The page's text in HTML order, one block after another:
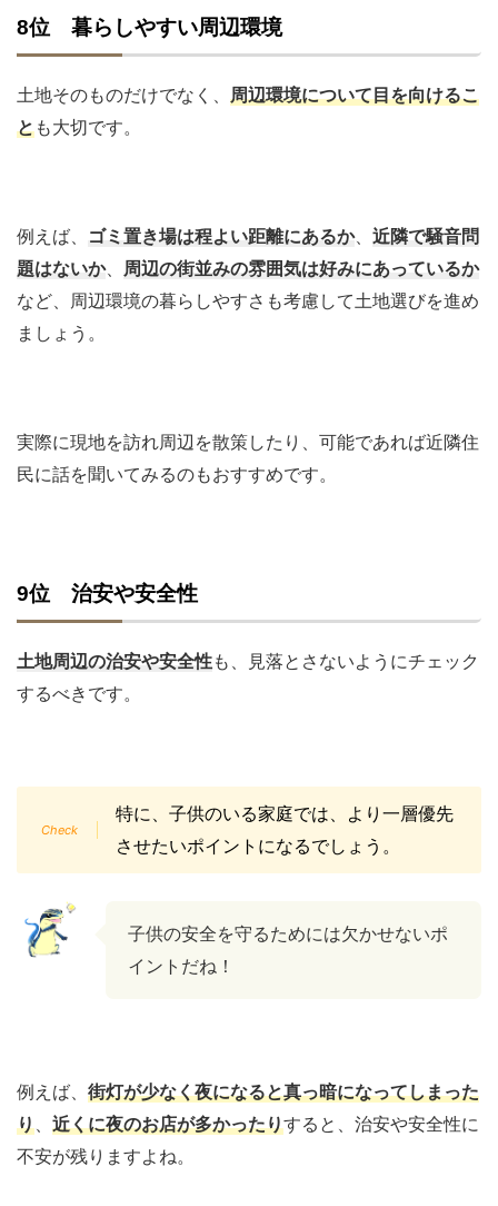
8位 暮らしやすい周辺環境
土地そのものだけでなく、 周辺環境について目を向けるこ
とも大切です。
例えば、 ゴミ置き場は程よい距離にあるか、 近隣で騒音問
題はないか、 周辺の街並みの雰囲気は好みにあっているか
など、周辺環境の暮らしやすさも考慮して土地選びを進め
ましょう。
実際に現地を訪れ周辺を散策したり、可能であれば近隣住
民に話を聞いてみるのもおすすめです。
9位 治安や安全性
土地周辺の治安や安全性も、見落とさないようにチェック
するべきです。
特に、子供のいる家庭では、より一層優先
させたいポイントになるでしょう。
子供の安全を守るためには欠かせないポ
イントだね！
例えば、 街灯が少なく夜になると真っ暗になってしまった
り、 近くに夜のお店が多かったりすると、治安や安全性に
不安が残りますよね。